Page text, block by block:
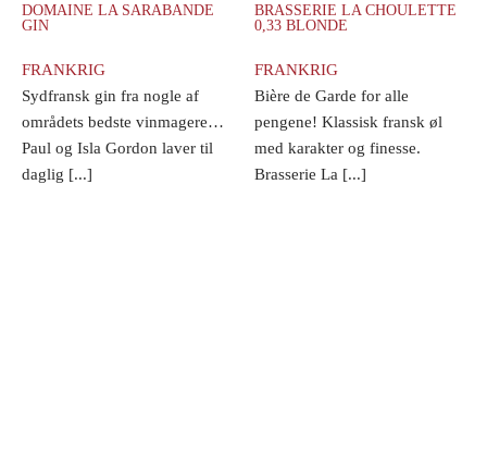
DOMAINE LA SARABANDE
GIN
FRANKRIG
Sydfransk gin fra nogle af
områdets bedste vinmagere…
Paul og Isla Gordon laver til
daglig [...]
BRASSERIE LA CHOULETTE
0,33 BLONDE
FRANKRIG
Bière de Garde for alle
pengene! Klassisk fransk øl
med karakter og finesse.
Brasserie La [...]